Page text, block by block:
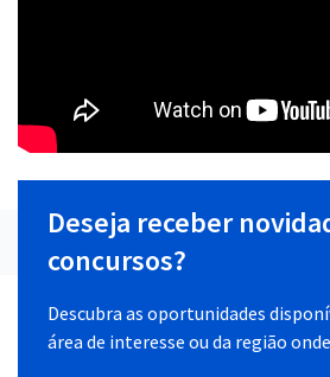
Deseja receber
concursos?
Descubra as oportunidades
área de interesse ou da região